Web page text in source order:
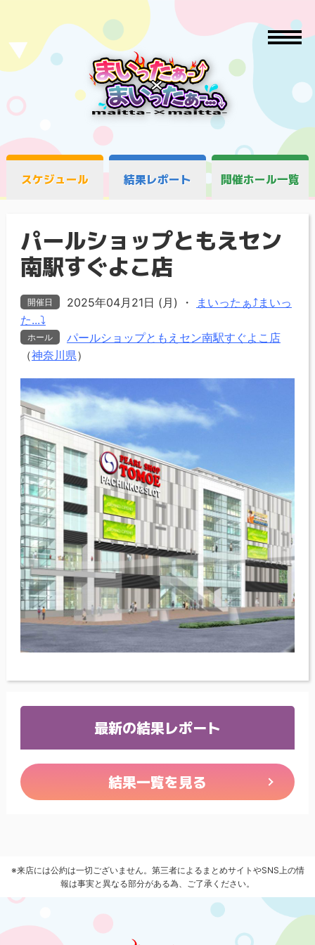
スケジュール 結果レポート 開催ホール一覧
パールショップともえセン
南駅すぐよこ店
開催日 2025年04月21日 (月) ・
まいったぁ⤴まいっ
た...⤵
ホール
パールショップともえセン南駅すぐよこ店
（神奈川県）
最新の結果レポート
結果一覧を見る
※来店には公約は一切ございません。第三者によるまとめサイトやSNS上の情
報は事実と異なる部分がある為、ご了承ください。